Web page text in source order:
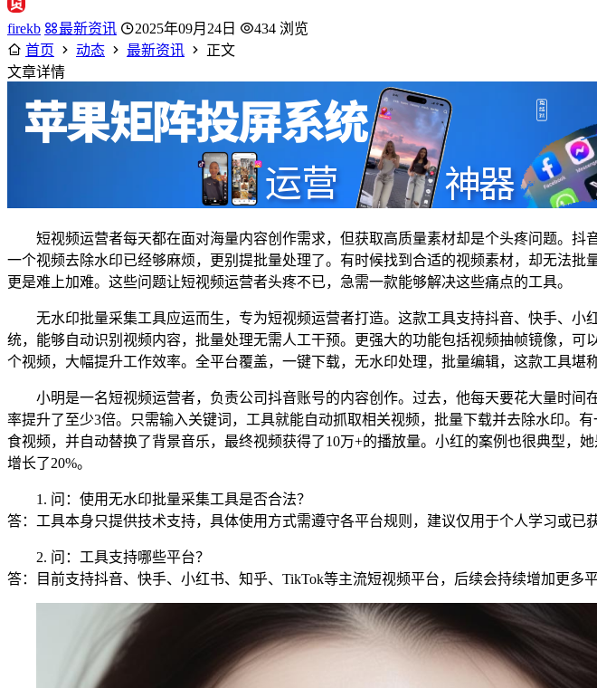
firekb 最新资讯 2025年09月24日
434 浏览
首页
动态 最新资讯
正文
文章详情
短视频运营者每天都在面对海量内容创作需求，但获取高质量素材却是个头疼问题。
一个视频去除水印已经够麻烦，更别提批量处理了。有时候找到合适的视频素材，却无法
更是难上加难。这些问题让短视频运营者头疼不已，急需一款能够解决这些痛点的工具。
无水印批量采集工具应运而生，专为短视频运营者打造。这款工具支持抖音、快手、
统，能够自动识别视频内容，批量处理无需人工干预。更强大的功能包括视频抽帧镜像，
个视频，大幅提升工作效率。全平台覆盖，一键下载，无水印处理，批量编辑，这款工具堪
小明是一名短视频运营者，负责公司抖音账号的内容创作。过去，他每天要花大量时
率提升了至少3倍。只需输入关键词，工具就能自动抓取相关视频，批量下载并去除水印。
食视频，并自动替换了背景音乐，最终视频获得了10万+的播放量。小红的案例也很典型
增长了20%。
1. 问：使用无水印批量采集工具是否合法？
答：工具本身只提供技术支持，具体使用方式需遵守各平台规则，建议仅用于个人学习或已
2. 问：工具支持哪些平台？
答：目前支持抖音、快手、小红书、知乎、TikTok等主流短视频平台，后续会持续增加更多平